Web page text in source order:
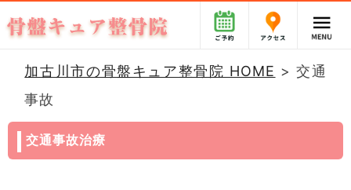
加古川市の骨盤キュア整骨院 HOME > 交通
事故
交通事故治療